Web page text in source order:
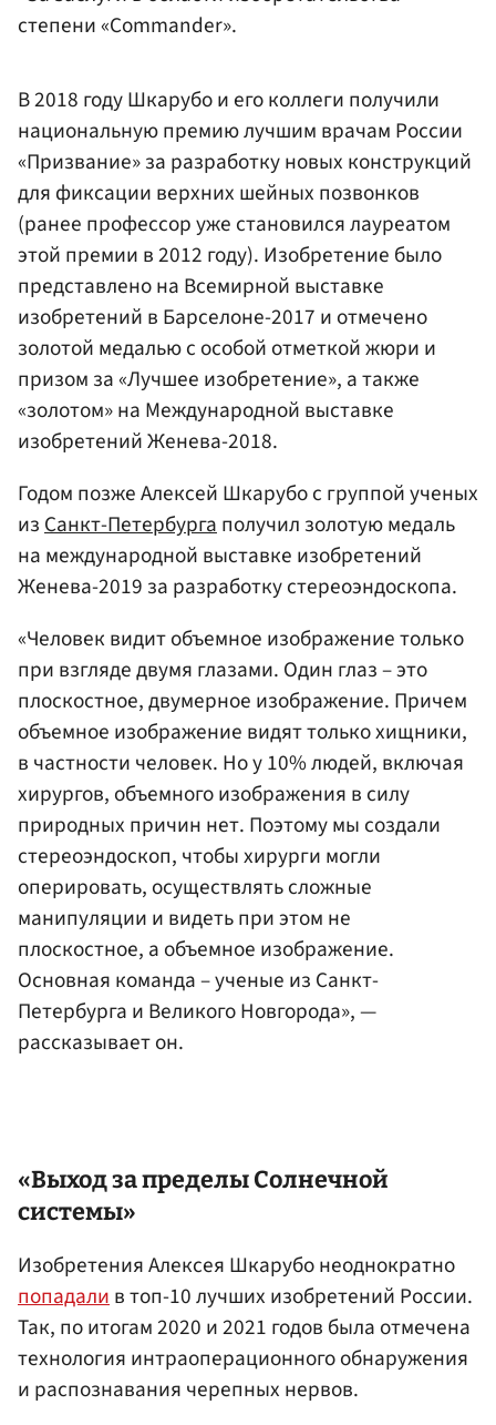
степени «Commander».
В 2018 году Шкарубо и его коллеги получили
национальную премию лучшим врачам России
«Призвание» за разработку новых конструкций
для фиксации верхних шейных позвонков
(ранее профессор уже становился лауреатом
этой премии в 2012 году). Изобретение было
представлено на Всемирной выставке
изобретений в Барселоне-2017 и отмечено
золотой медалью с особой отметкой жюри и
призом за «Лучшее изобретение», а также
«золотом» на Международной выставке
изобретений Женева-2018.
Годом позже Алексей Шкарубо с группой ученых
изСанкт-Петербургаполучил золотую медаль
на международной выставке изобретений
Женева-2019 за разработку стереоэндоскопа.
«Человек видит объемное изображение только
при взгляде двумя глазами. Один глаз – это
плоскостное, двумерное изображение. Причем
объемное изображение видят только хищники,
в частности человек. Но у 10% людей, включая
хирургов, объемного изображения в силу
природных причин нет. Поэтому мы создали
стереоэндоскоп, чтобы хирурги могли
оперировать, осуществлять сложные
манипуляции и видеть при этом не
плоскостное, а объемное изображение.
Основная команда – ученые из Санкт-
Петербурга и Великого Новгорода», —
рассказывает он.
«Выход за пределы Солнечной
системы»
Изобретения Алексея Шкарубо неоднократно
попадалив топ-10 лучших изобретений России.
Так, по итогам 2020 и 2021 годов была отмечена
технология интраоперационного обнаружения
и распознавания черепных нервов.